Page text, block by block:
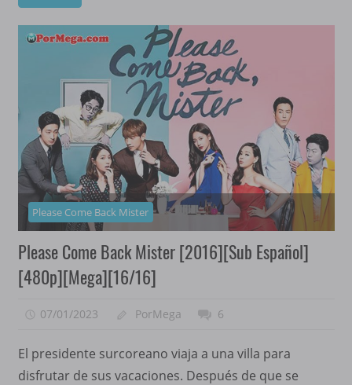
Please Come Back Mister
Please Come Back Mister [2016][Sub Español]
[480p][Mega][16/16]
07/01/2023 PorMega 6
El presidente surcoreano viaja a una villa para
disfrutar de sus vacaciones. Después de que se